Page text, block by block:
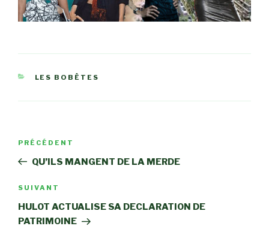
CATÉGORIES
LES BOBÊTES
Navigation
l’article
Article
précédent
PRÉCÉDENT
QU’ILS MANGENT DE LA MERDE
Article
suivant
SUIVANT
HULOT ACTUALISE SA DECLARATION DE
PATRIMOINE